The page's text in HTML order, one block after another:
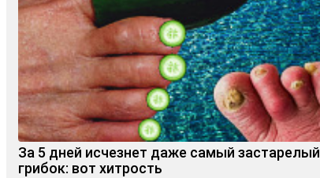
За 5 дней исчезнет даже самый застарелый
грибок: вот хитрость